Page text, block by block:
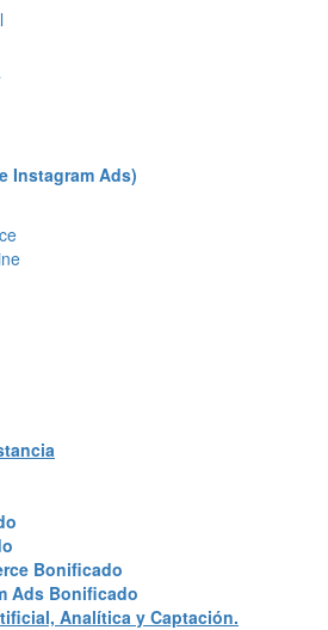
Instagram Ads)
Bonificado
Ads Bonificado
Analítica y Captación.